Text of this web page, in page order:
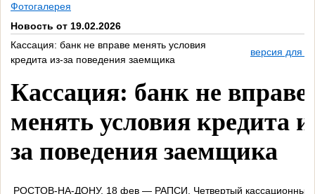
Фотогалерея
Новость от 19.02.2026
Кассация: банк не вправе менять условия
кредита из-за поведения заемщика
версия для
Кассация: банк не вправе
менять условия кредита
за поведения заемщика
РОСТОВ-НА-ДОНУ, 18 фев — РАПСИ. Четвертый кассационный